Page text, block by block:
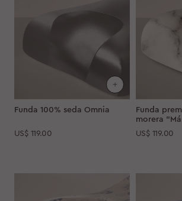
Funda 100% seda Omnia
US$ 119.00
Funda
morera
US$ 119.00